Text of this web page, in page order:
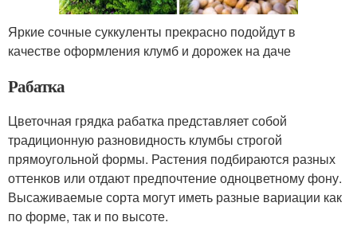
Яркие сочные суккуленты прекрасно подойдут в
качестве оформления клумб и дорожек на даче
Рабатка
Цветочная грядка рабатка представляет собой
традиционную разновидность клумбы строгой
прямоугольной формы. Растения подбираются разных
оттенков или отдают предпочтение одноцветному фону.
Высаживаемые сорта могут иметь разные вариации как
по форме, так и по высоте.